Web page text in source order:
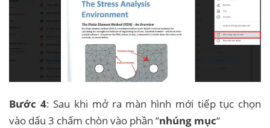
Bước 4: Sau khi mở ra màn hình mới tiếp tục chọn
vào dấu 3 chấm chòn vào phần “nhúng mục“